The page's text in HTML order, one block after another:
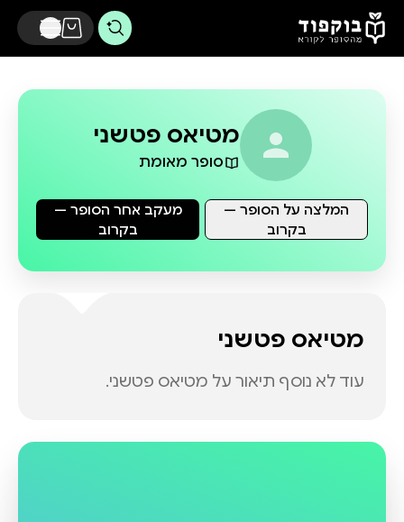
דלג לתוכן הראשי
מטיאס פטשני
סופר מאומת
מעקב אחר הסופר —
בקרוב
המלצה על הסופר —
בקרוב
מטיאס פטשני
עוד לא נוסף תיאור על מטיאס פטשני.